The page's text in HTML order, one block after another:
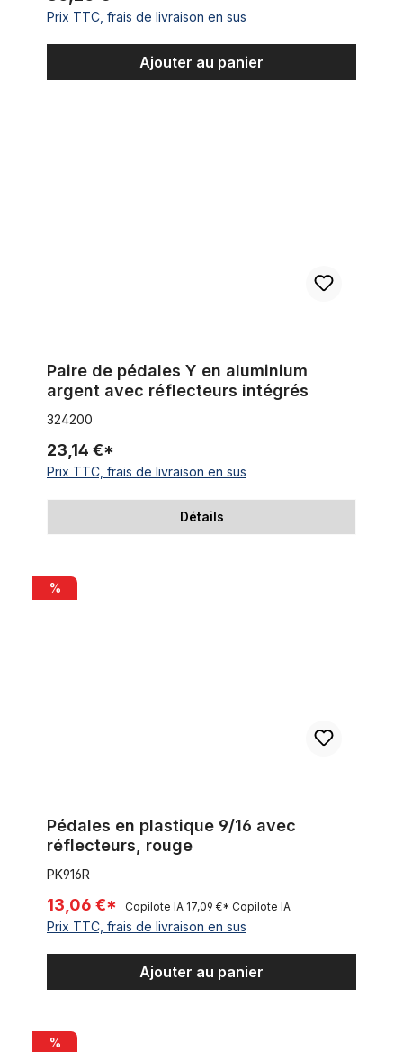
Prix TTC, frais de livraison en sus
Ajouter au panier
Paire de pédales Y en aluminium
argent avec réflecteurs intégrés
324200
23,14 €*
Prix TTC, frais de livraison en sus
Détails
Pédales en plastique 9/16 avec réflecteurs, rouge
%
Pédales en plastique 9/16 avec
réflecteurs, rouge
PK916R
13,06 €* Copilote IA 17,09 €* Copilote IA
Prix TTC, frais de livraison en sus
Ajouter au panier
Pédales en plastique 9/16 avec réflecteurs, jaune
%